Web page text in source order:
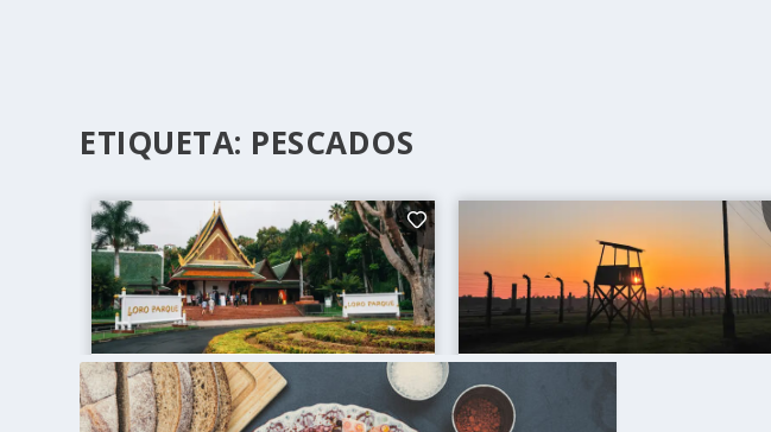
ETIQUETA: PESCADOS